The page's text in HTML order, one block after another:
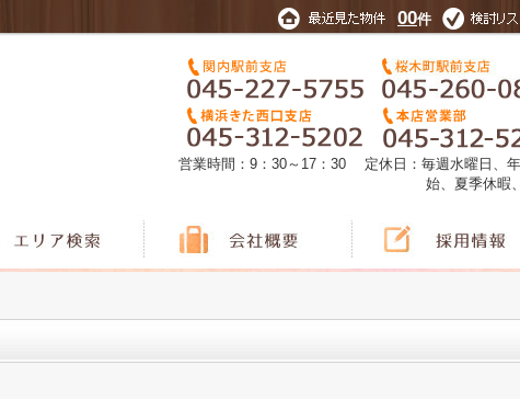
00件
営業時間：9：30～17：30 定休日：毎週水曜日、
始、夏季休暇